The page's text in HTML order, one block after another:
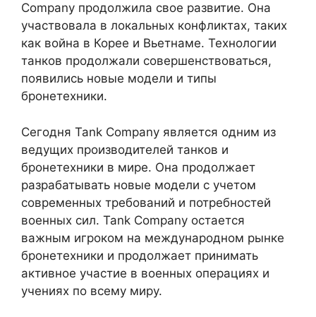
Company продолжила свое развитие. Она
участвовала в локальных конфликтах, таких
как война в Корее и Вьетнаме. Технологии
танков продолжали совершенствоваться,
появились новые модели и типы
бронетехники.
Сегодня Tank Company является одним из
ведущих производителей танков и
бронетехники в мире. Она продолжает
разрабатывать новые модели с учетом
современных требований и потребностей
военных сил. Tank Company остается
важным игроком на международном рынке
бронетехники и продолжает принимать
активное участие в военных операциях и
учениях по всему миру.